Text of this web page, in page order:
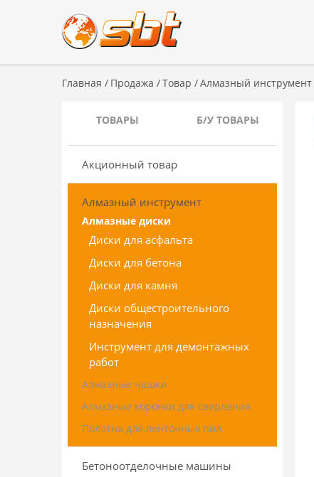
Главная / Продажа /Товар /Алмазный инструмент
ТОВАРЫ Б/У ТОВАРЫ
Акционный товар
Алмазный инструмент
Алмазные диски
Диски для асфальта
Диски для бетона
Диски для камня
Диски общестроительного
назначения
Инструмент для демонтажных
работ
Алмазные чашки
Алмазные коронки для сверления
Полотна для ленточных пил
Бетоноотделочные машины